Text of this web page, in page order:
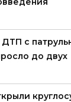
с
до двух